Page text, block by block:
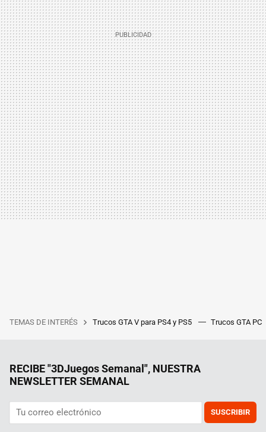
TEMAS DE INTERÉS Trucos GTA V para PS4 y PS5 Trucos GTA PC
RECIBE "3DJuegos Semanal", NUESTRA
NEWSLETTER SEMANAL
SUSCRIBIR